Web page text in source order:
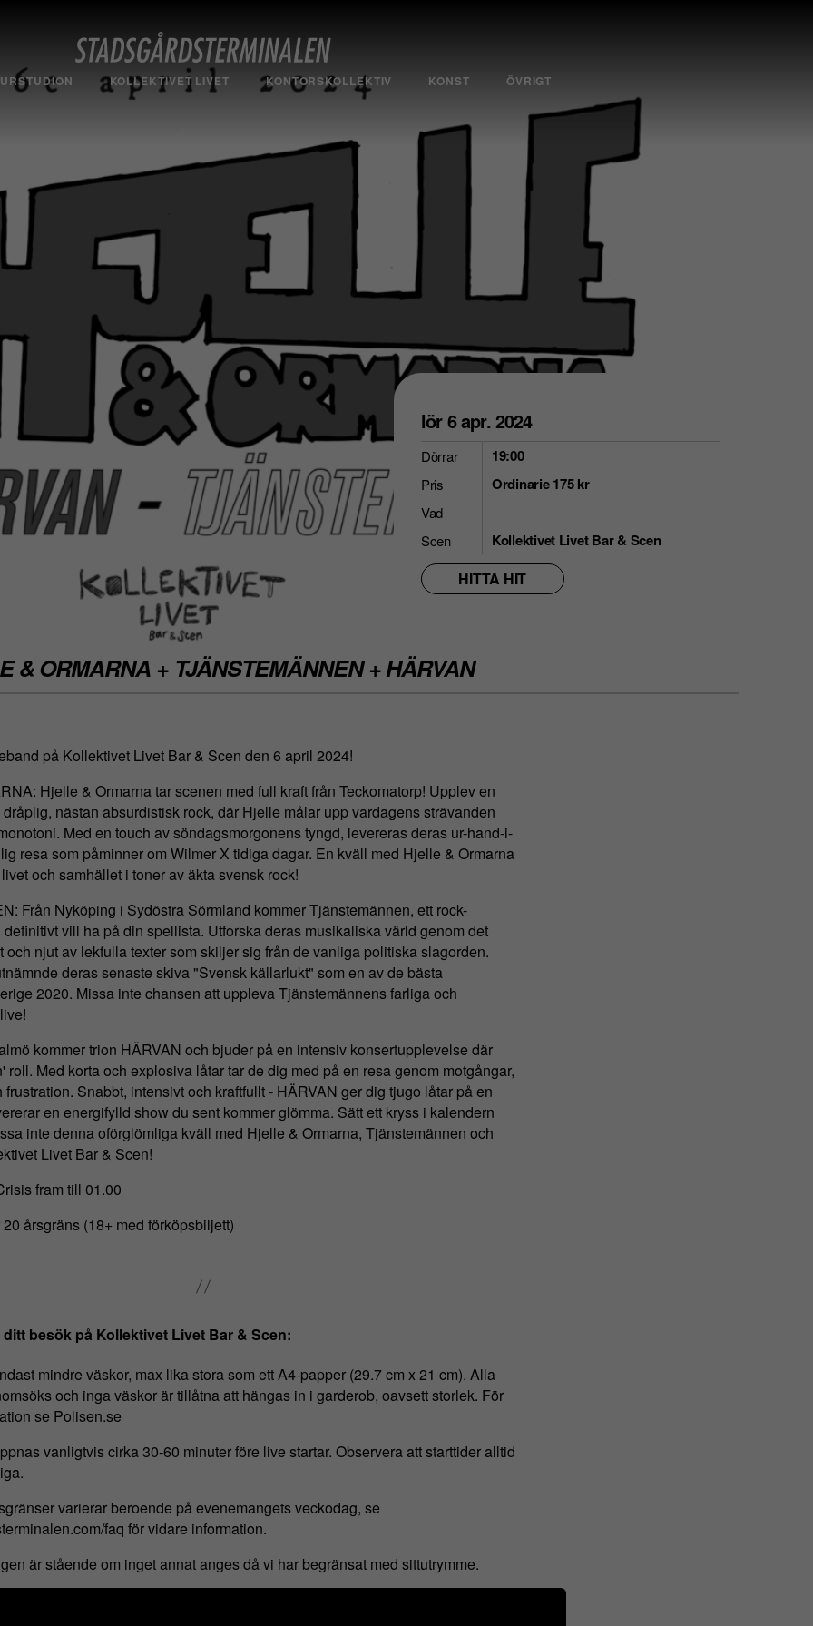
KOLLEKTIVET LIVET KONTORSKOLLEKTIV KONST ÖVRIGT
& ORMARNA + TJÄNSTEMÄNNEN + HÄRVAN
lör 6 apr. 2024
Dörrar 19:00
Pris Ordinarie 175 kr
Vad
Scen
Kollektivet Livet Bar & Scen
HITTA HIT
på Kollektivet Livet Bar & Scen den 6 april 2024!
Hjelle & Ormarna tar scenen med full kraft från Teckomatorp! Upplev en
nästan absurdistisk rock, där Hjelle målar upp vardagens strävanden
Med en touch av söndagsmorgonens tyngd, levereras deras ur-hand-i-
resa som påminner om Wilmer X tidiga dagar. En kväll med Hjelle & Ormarna
och samhället i toner av äkta svensk rock!
Från Nyköping i Sydöstra Sörmland kommer Tjänstemännen, ett rock-
vill ha på din spellista. Utforska deras musikaliska värld genom det
och njut av lekfulla texter som skiljer sig från de vanliga politiska slagorden.
deras senaste skiva "Svensk källarlukt" som en av de bästa
2020. Missa inte chansen att uppleva Tjänstemännens farliga och
kommer trion HÄRVAN och bjuder på en intensiv konsertupplevelse där
roll. Med korta och explosiva låtar tar de dig med på en resa genom motgångar,
Snabbt, intensivt och kraftfullt - HÄRVAN ger dig tjugo låtar på en
en energifylld show du sent kommer glömma. Sätt ett kryss i kalendern
inte denna oförglömliga kväll med Hjelle & Ormarna, Tjänstemännen och
Livet Bar & Scen!
fram till 01.00
årsgräns (18+ med förköpsbiljett)
besök på Kollektivet Livet Bar & Scen:
mindre väskor, max lika stora som ett A4-papper (29.7 cm x 21 cm). Alla
och inga väskor är tillåtna att hängas in i garderob, oavsett storlek. För
se Polisen.se
vanligtvis cirka 30-60 minuter före live startar. Observera att starttider alltid
varierar beroende på evenemangets veckodag, se
faq för vidare information.
är stående om inget annat anges då vi har begränsat med sittutrymme.